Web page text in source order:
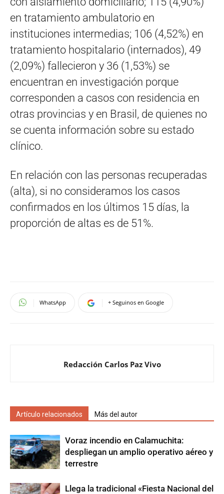
en tratamiento ambulatorio en
instituciones intermedias; 106 (4,52%) en
tratamiento hospitalario (internados), 49
(2,09%) fallecieron y 36 (1,53%) se
encuentran en investigación porque
corresponden a casos con residencia en
otras provincias y en Brasil, de quienes no
se cuenta información sobre su estado
clínico.
En relación con las personas recuperadas
(alta), si no consideramos los casos
confirmados en los últimos 15 días, la
proporción de altas es de 51%.
WhatsApp + Seguinos en Google
Redacción Carlos Paz Vivo
Artículo relacionados Más del autor
Voraz incendio en Calamuchita:
despliegan un amplio operativo aéreo y
terrestre
Llega la tradicional «Fiesta Nacional del